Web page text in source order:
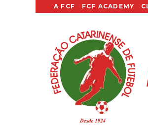
A FCF FCF ACADEMY